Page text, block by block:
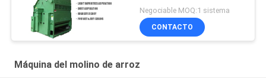
Negociable MOQ:1 sistema
CONTACTO
Máquina del molino de arroz